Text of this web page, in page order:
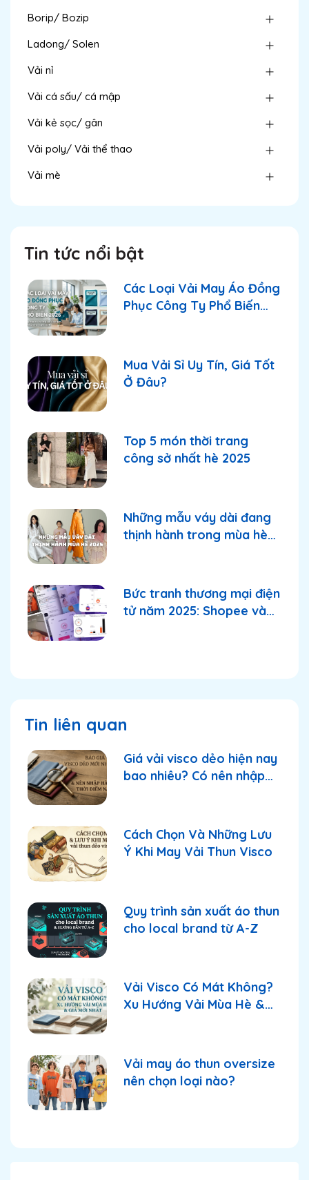
Borip/ Bozip
Ladong/ Solen
Vải nỉ
Vải cá sấu/ cá mập
Vải kẻ sọc/ gân
Vải poly/ Vải thể thao
Vải mè
Tin tức nổi bật
Các Loại Vải May Áo Đồng
Phục Công Ty Phổ Biến
Mua Vải Sỉ Uy Tín, Giá Tốt
Ở Đâu?
Top 5 món thời trang
công sở nhất hè 2025
Những mẫu váy dài đang
thịnh hành trong mùa hè
Bức tranh thương mại điện
tử năm 2025: Shopee và
Tin liên quan
Giá vải visco dẻo hiện nay
bao nhiêu? Có nên nhập
Cách Chọn Và Những Lưu
Ý Khi May Vải Thun Visco
Quy trình sản xuất áo thun
cho local brand từ A-Z
Vải Visco Có Mát Không?
Xu Hướng Vải Mùa Hè &
Vải may áo thun oversize
nên chọn loại nào?